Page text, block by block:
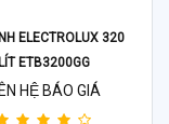
ELECTROLUX 320
LÍT ETB3200GG
HỆ BÁO GIÁ